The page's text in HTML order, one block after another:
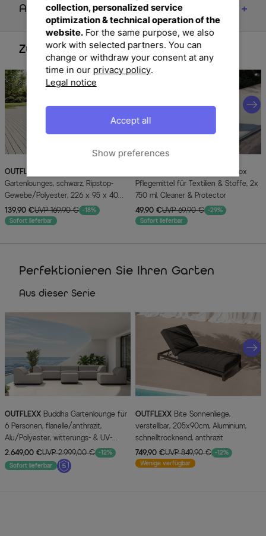
Artikelmerkmale & Materialien
Zubehör
OUTFLEXX
Gartenlounges, schwarz, Ripstop-
Gewebe/Polyester, 226 x 95 x 40
cm, wasserabweisend, UV-Schutz
139,90 €UVP 169,90 € -18%
Sofort lieferbar
Pflegemittel für Textilien & Stoffe, 2x
750 ml, Cleaner & Protector
49,90 €UVP 69,90 € -29%
Sofort lieferbar
Perfektionieren Sie Ihren Garten
Aus dieser Serie
OUTFLEXX
6 Personen, flanelle/anthrazit,
Alu/Polyester, witterungs- & UV-
beständig
2.649,00 €UVP 2.999,00 € -12%
Sofort lieferbar
OUTFLEXX
verstellbar, 205x90cm, Aluminium,
schnelltrocknend, anthrazit
749,90 €UVP 849,90 € -12%
Wenige verfügbar
collection, personalized service
optimization & technical operation of the
website.For the same purpose, we also
work with selected partners. You can
change or withdraw your consent at any
time in our privacy policy.
Legal notice
Show preferences
Accept all